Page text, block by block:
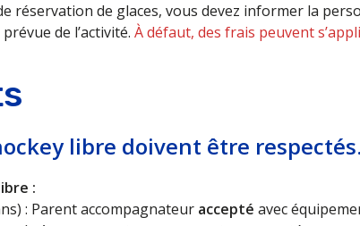
quotidienne des activités
: 418 589-1589
réservation de glaces, vous devez informer la
de l’activité. À défaut, des frais peuvent
libre doivent être respectés.
:
: Parent accompagnateur accepté avec